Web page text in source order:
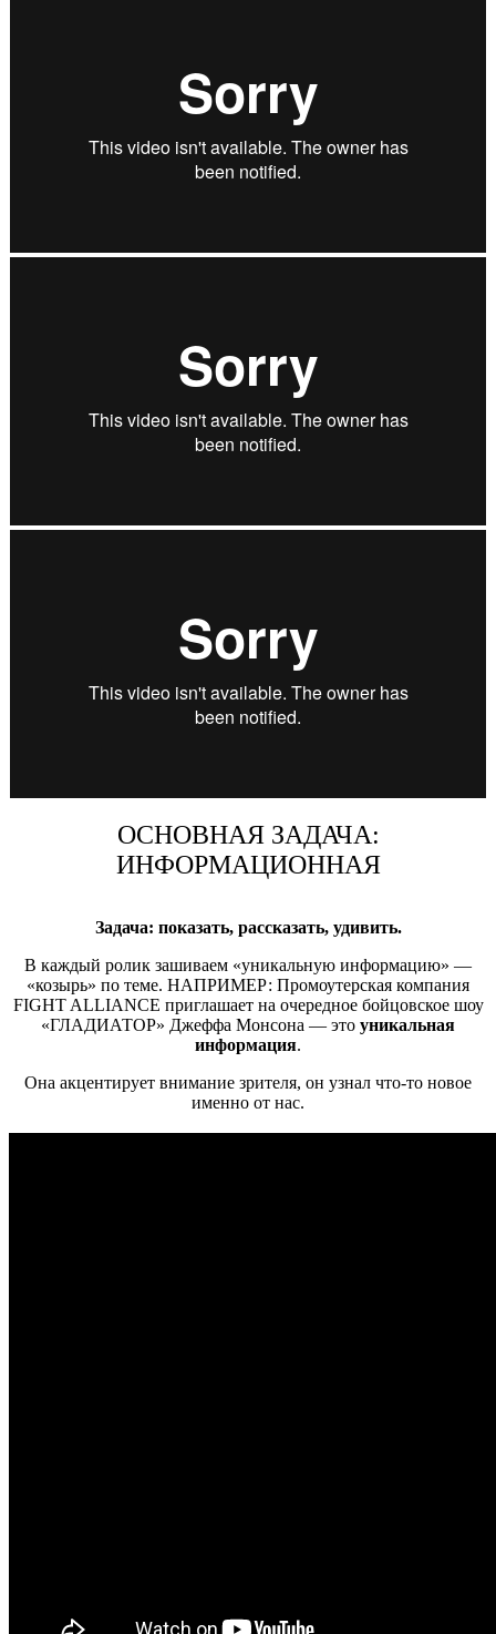
ОСНОВНАЯ ЗАДАЧА:
ИНФОРМАЦИОННАЯ
Задача: показать, рассказать, удивить.
В каждый ролик зашиваем «уникальную информацию» —
«козырь» по теме. НАПРИМЕР: Промоутерская компания
FIGHT ALLIANCE приглашает на очередное бойцовское шоу
«ГЛАДИАТОР» Джеффа Монсона — это уникальная
информация.
Она акцентирует внимание зрителя, он узнал что-то новое
именно от нас.